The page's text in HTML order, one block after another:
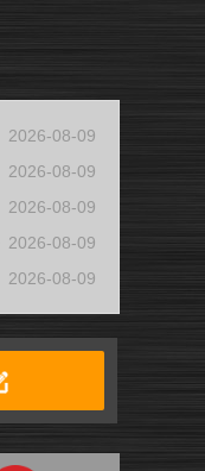
2026-08-09
2026-08-09
2026-08-09
2026-08-09
2026-08-09